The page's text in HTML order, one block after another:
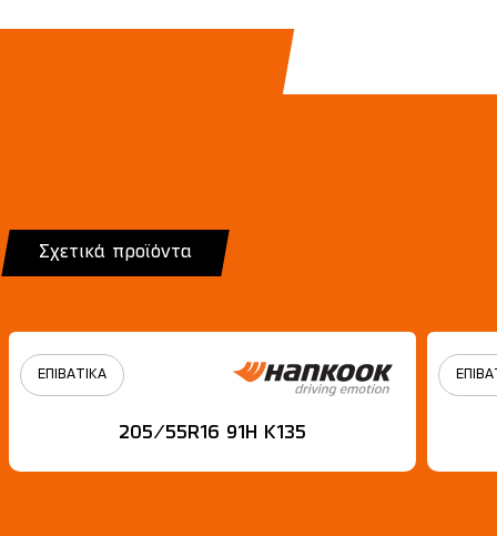
Σχετικά προϊόντα
ΕΠΙΒΑΤΙΚΑ
205/55R16 91H Κ135